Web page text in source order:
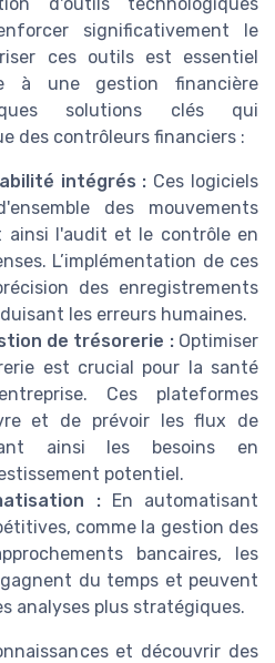
significativement le
ces outils est essentiel
à une gestion financière
solutions clés qui
des contrôleurs financiers :
intégrés : Ces logiciels
des mouvements
ainsi l'audit et le contrôle en
L’implémentation de ces
des enregistrements
les erreurs humaines.
de trésorerie :Optimiser
est crucial pour la santé
Ces plateformes
et de prévoir les flux de
ainsi les besoins en
potentiel.
:En automatisant
comme la gestion des
bancaires, les
du temps et peuvent
analyses plus stratégiques.
et découvrir des